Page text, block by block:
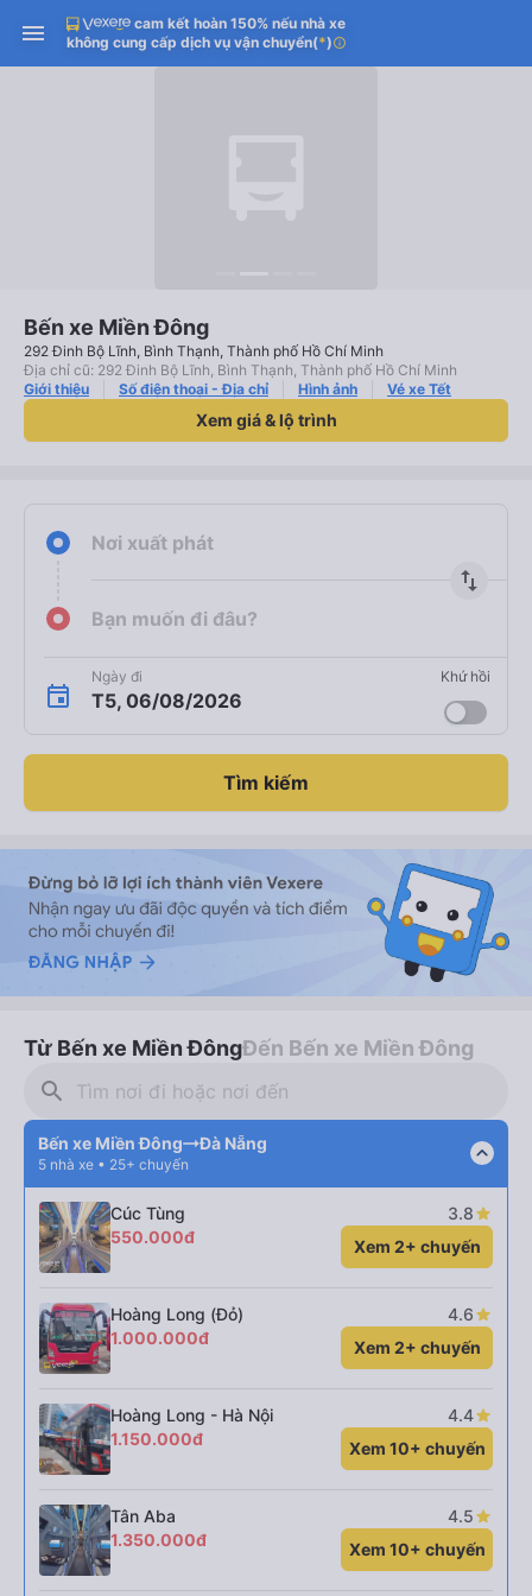
cam kết hoàn 150% nếu nhà xe
không cung cấp dịch vụ vận chuyển(*)info
Bến xe Miền Đông
292 Đinh Bộ Lĩnh, Bình Thạnh, Thành phố Hồ Chí Minh
Địa chỉ cũ: 292 Đinh Bộ Lĩnh, Bình Thạnh, Thành phố Hồ Chí Minh
Giới thiệu
Số điện thoại - Địa chỉ Hình ảnh Vé xe Tết
Xem giá & lộ trình
Nơi xuất phát
import_export
Bạn muốn đi đâu?
Ngày đi
T5, 06/08/2026
Khứ hồi
Tìm kiếm
Từ Bến xe Miền ĐôngĐến Bến xe Miền Đông
search
Bến xe Miền Đông Đà Nẵng
5 nhà xe • 25+ chuyến expand_less
Cúc Tùng
3.8
550.000đ
Xem 2+ chuyến
Hoàng Long (Đỏ)
4.6
1.000.000đ
Xem 2+ chuyến
Hoàng Long - Hà Nội
4.4
1.150.000đ
Xem 10+ chuyến
Tân Aba
4.5
1.350.000đ
Xem 10+ chuyến